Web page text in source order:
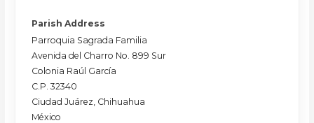
Parish Address
Parroquia Sagrada Familia
Avenida del Charro No. 899 Sur
Colonia Raúl García
C.P. 32340
Ciudad Juárez, Chihuahua
México